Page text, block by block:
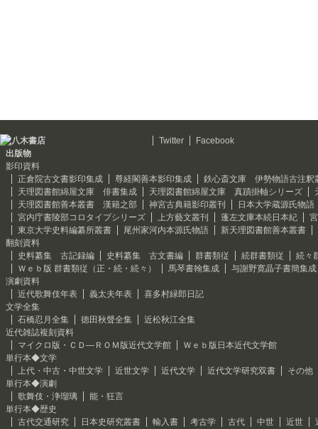
Twitter
Facebook
出版物
影印資料
正倉院古文書影印集成
尊経閣善本影印集成
鉄心斎文庫 伊勢物語古注釈
天理図書館綿屋文庫 俳書集成
天理図書館綿屋文庫 真蹟掛軸シリーズ
天理図書館善本叢書 漢籍之部
神宮古典籍影印叢刊
日本大学蔵源氏物語
宮内庁書陵部コロタイプシリーズ
上方藝文叢刊 蓬左文庫本続日本紀
東京大学史料編纂所叢書
尾州家河内本源氏物語
新天理図書館善本叢書
翻刻資料
史料纂集 古記録編
史料纂集 古文書編 群書類従 続群書類従
続々
Ｗｅｂ版 群書類従（正・続・続々）
馬琴書翰集成
与謝野寛晶子書簡集成
演劇資料
近代歌舞伎年表
義太夫年表
喜多村緑郎日記
文学全集
石橋忍月全集
徳田秋聲全集
近松秋江全集
近代雑誌複刻資料
マイクロ版・ＣＤ―ＲＯＭ版近代文学館
Ｗｅｂ版日本近代文学館
単行本◆文学
上代・中古・中世文学
近世文学 近代文学 近代文学研究双書
その他
単行本◆演劇
歌舞伎・浄瑠璃
能・狂言
単行本◆歴史
古代交通研究
日本史研究叢書 輸入書 考古学 古代 中世 近世